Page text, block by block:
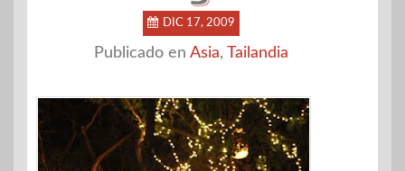
DIC 17, 2009
Publicado en Asia, Tailandia